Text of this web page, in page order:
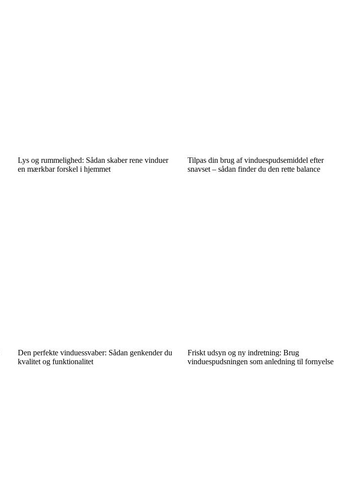
Lys og rummelighed: Sådan skaber rene vinduer
en mærkbar forskel i hjemmet
Tilpas din brug af vinduespudsemiddel efter
snavset – sådan finder du den rette balance
Den perfekte vinduessvaber: Sådan genkender du
kvalitet og funktionalitet
Friskt udsyn og ny indretning: Brug
vinduespudsningen som anledning til fornyelse